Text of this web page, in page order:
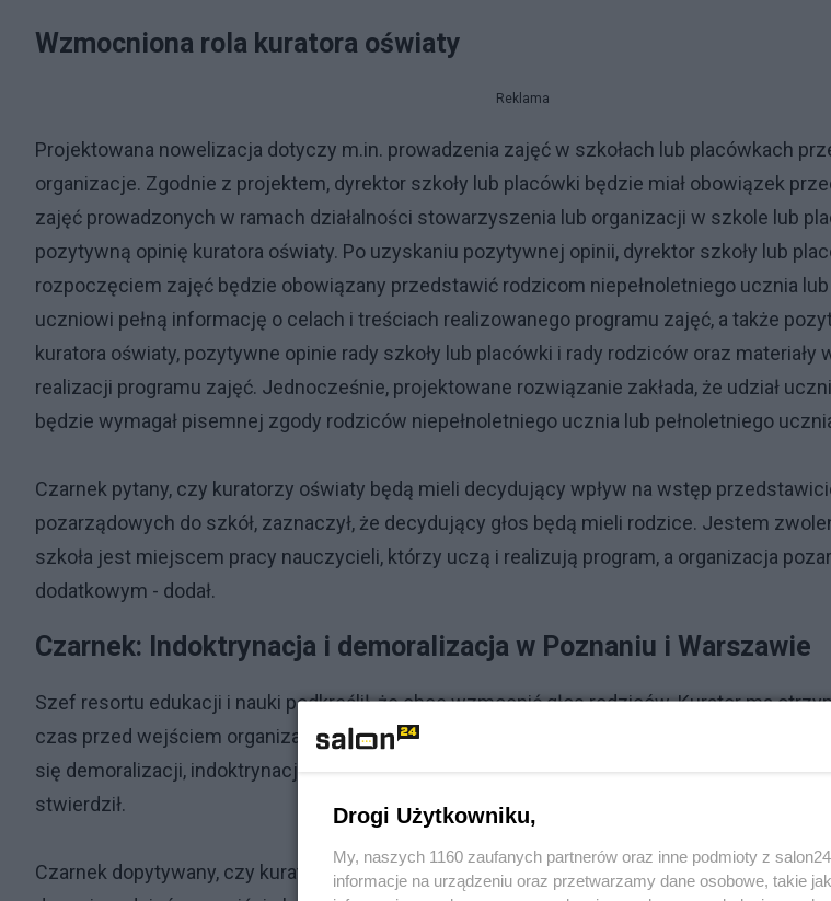
Wzmocniona rola kuratora oświaty
Reklama
Projektowana nowelizacja dotyczy m.in. prowadzenia zajęć w szkołach lub placówkach
organizacje. Zgodnie z projektem, dyrektor szkoły lub placówki będzie miał obowiązek
zajęć prowadzonych w ramach działalności stowarzyszenia lub organizacji w szkole lub
pozytywną opinię kuratora oświaty. Po uzyskaniu pozytywnej opinii, dyrektor szkoły lub
rozpoczęciem zajęć będzie obowiązany przedstawić rodzicom niepełnoletniego ucznia lub
uczniowi pełną informację o celach i treściach realizowanego programu zajęć, a także
kuratora oświaty, pozytywne opinie rady szkoły lub placówki i rady rodziców oraz materiały
realizacji programu zajęć. Jednocześnie, projektowane rozwiązanie zakłada, że udział
będzie wymagał pisemnej zgody rodziców niepełnoletniego ucznia lub pełnoletniego
Czarnek pytany, czy kuratorzy oświaty będą mieli decydujący wpływ na wstęp
pozarządowych do szkół, zaznaczył, że decydujący głos będą mieli rodzice. Jestem
szkoła jest miejscem pracy nauczycieli, którzy uczą i realizują program, a organizacja
dodatkowym - dodał.
Czarnek: Indoktrynacja i demoralizacja w Poznaniu i Warszawie
Szef resortu edukacji i nauki podkreślił, że chce wzmocnić głos rodziców. Kurator ma
czas przed wejściem organizacji do szkoły oraz treść tego, co będzie wykładane w tej
się demoralizacji, indoktrynacji, bo takie rzeczy zdarzają się w wielkich miastach jak Poznań
stwierdził.
Czarnek dopytywany, czy kurator oświaty, według przygotowywanych przepisów, będzie
Drogi Użytkowniku,
My, naszych 1160 zaufanych partnerów oraz inne podmioty z
informacje na urządzeniu oraz przetwarzamy dane osobowe, takie